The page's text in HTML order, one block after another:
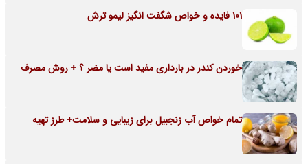
101 فایده و خواص شگفت انگیز لیمو ترش
خوردن کندر در بارداری مفید است یا مضر ؟ + روش مصرف
تمام خواص آب زنجبیل برای زیبایی و سلامت+ طرز تهیه